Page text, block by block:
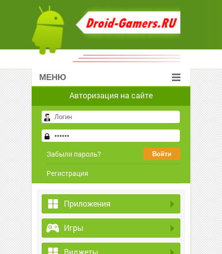
МЕНЮ
Авторизация на сайте
Забыли пароль?
Регистрация
Приложения
Игры
Виджеты